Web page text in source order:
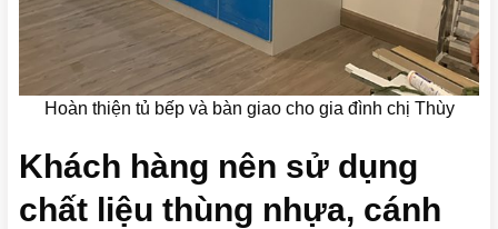
Hoàn thiện tủ bếp và bàn giao cho gia đình chị Thùy
Khách hàng nên sử dụng
chất liệu thùng nhựa, cánh